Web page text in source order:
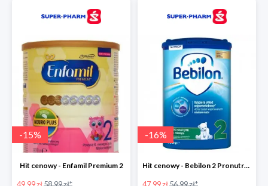
-15%
Hit cenowy - Enfamil Premium 2
-16%
Hit cenowy - Bebilon 2 Pronutra-Advance